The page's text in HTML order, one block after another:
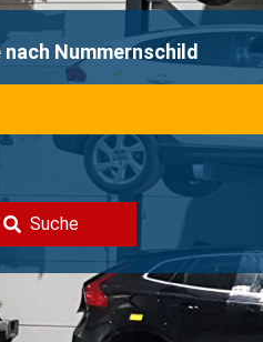
nach Nummernschild
Suche